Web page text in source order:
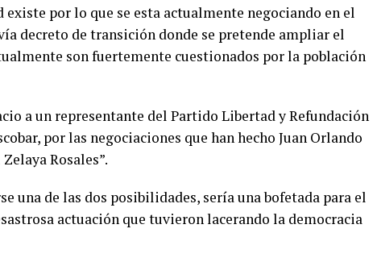
por lo que se esta actualmente negociando en el
decreto de transición donde se pretende ampliar el
son fuertemente cuestionados por la población
a un representante del Partido Libertad y Refundación
por las negociaciones que han hecho Juan Orlando
Rosales”.
una de las dos posibilidades, sería una bofetada para el
actuación que tuvieron lacerando la democracia